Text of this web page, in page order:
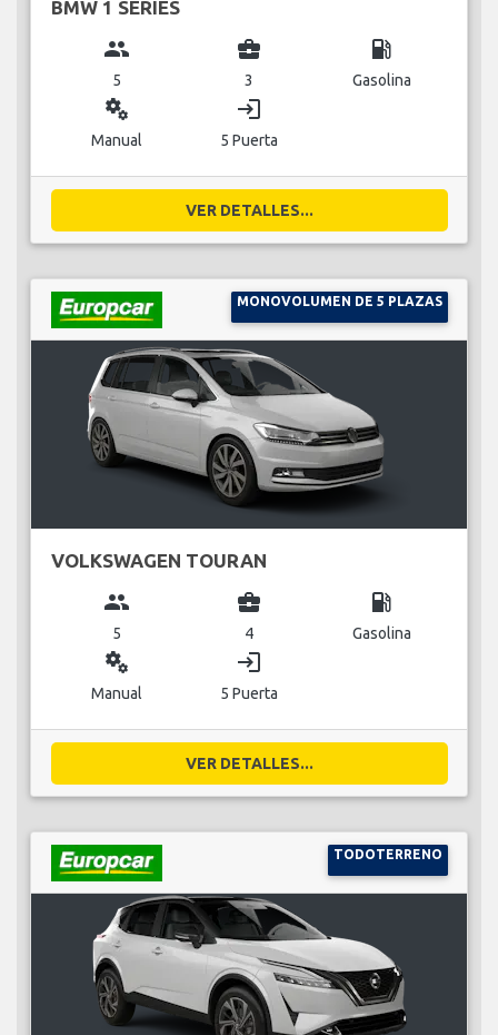
BMW 1 SERIES
group
5
business_center
3
local_gas_station
Gasolina
miscellaneous_services
Manual
login
5 Puerta
VER DETALLES...
MONOVOLUMEN DE 5 PLAZAS
VOLKSWAGEN TOURAN
group
5
business_center
4
local_gas_station
Gasolina
miscellaneous_services
Manual
login
5 Puerta
VER DETALLES...
TODOTERRENO